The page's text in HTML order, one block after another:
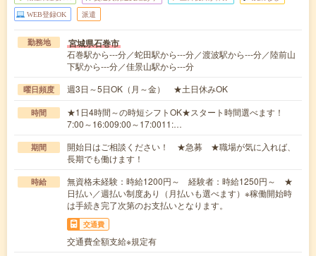
WEB登録OK 派遣
勤務地 宮城県石巻市
石巻駅から---分／蛇田駅から---分／渡波駅から---分／陸前山
下駅から---分／佳景山駅から---分
曜日頻度 週3日～5日OK（月～金） ★土日休みOK
時間
★1日4時間～の時短シフトOK★スタート時間選べます！
7:00～16:009:00～17:0011:…
期間
開始日はご相談ください！ ★急募 ★職場が気に入れば、
長期でも働けます！
時給
無資格未経験：時給1200円～ 経験者：時給1250円～ ★
日払い／週払い制度あり（月払いも選べます）※稼働開始時
は手続き完了次第のお支払いとなります。
交通費
交通費全額支給※規定有